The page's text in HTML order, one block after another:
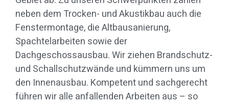
neben dem Trocken- und Akustikbau auch die
Fenstermontage, die Altbausanierung,
Spachtelarbeiten sowie der
Dachgeschossausbau. Wir ziehen Brandschutz-
und Schallschutzwände und kümmern uns um
den Innenausbau. Kompetent und sachgerecht
führen wir alle anfallenden Arbeiten aus – so